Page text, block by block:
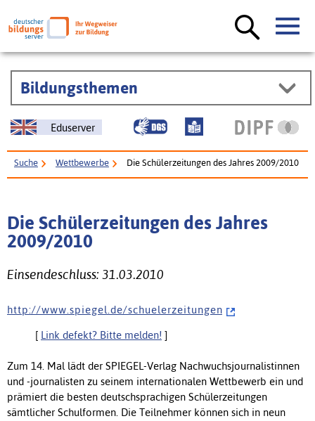
Bildungsthemen
Eduserver
Suche Wettbewerbe Die Schülerzeitungen des Jahres 2009/2010
Die Schülerzeitungen des Jahres
2009/2010
Einsendeschluss: 31.03.2010
h t t p : / / w w w . s p i e g e l . d e / s c h u e l e r z e i t u n g e n
[ Link defekt? Bitte melden! ]
Zum 14. Mal lädt der SPIEGEL-Verlag Nachwuchsjournalistinnen
und -journalisten zu seinem internationalen Wettbewerb ein und
prämiert die besten deutschsprachigen Schülerzeitungen
sämtlicher Schulformen. Die Teilnehmer können sich in neun